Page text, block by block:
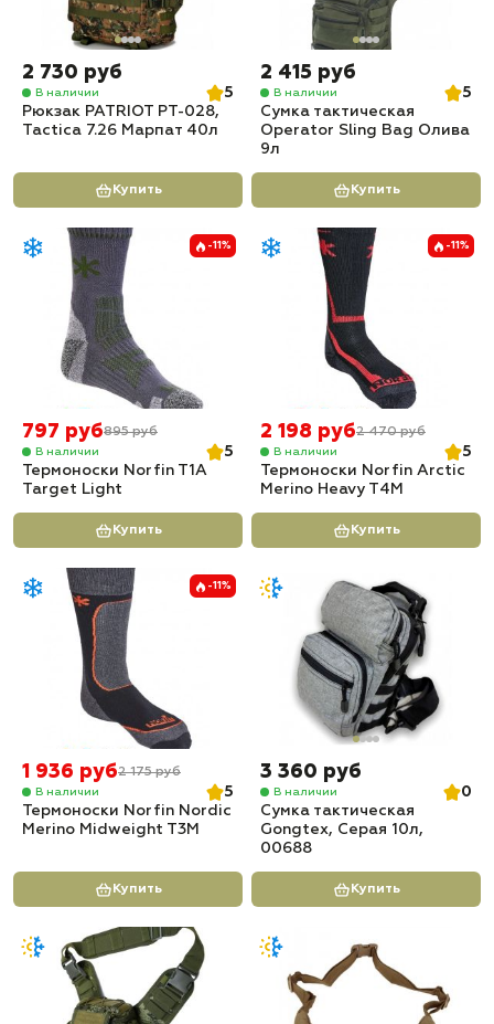
2 730 руб
В наличии
5
Рюкзак PATRIOT РТ-028,
Tactica 7.26 Марпат 40л
Купить
2 415 руб
В наличии
5
Сумка тактическая
Operator Sling Bag Олива
9л
Купить
-11%
797 руб895 руб
В наличии
5
Термоноски Norfin T1A
Target Light
Купить
-11%
2 198 руб2 470 руб
В наличии
5
Термоноски Norfin Arctic
Merino Heavy T4M
Купить
-11%
1 936 руб2 175 руб
В наличии
5
Термоноски Norfin Nordic
Merino Midweight T3M
Купить
3 360 руб
В наличии
0
Сумка тактическая
Gongtex, Серая 10л,
00688
Купить